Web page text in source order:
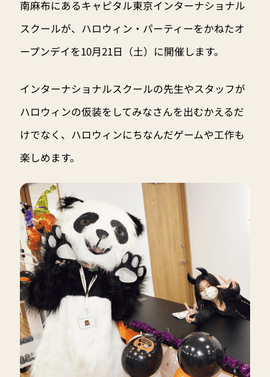
南麻布にあるキャピタル東京インターナショナル
スクールが、ハロウィン・パーティーをかねたオ
ープンデイを10月21日（土）に開催します。
インターナショナルスクールの先生やスタッフが
ハロウィンの仮装をしてみなさんを出むかえるだ
けでなく、ハロウィンにちなんだゲームや工作も
楽しめます。